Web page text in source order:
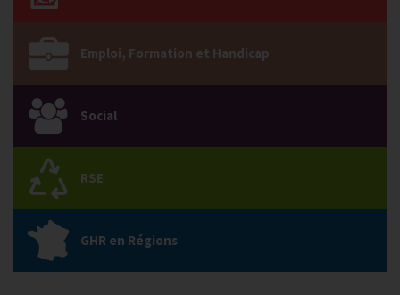
Emploi, Formation et Handicap
Social
RSE
GHR en Régions